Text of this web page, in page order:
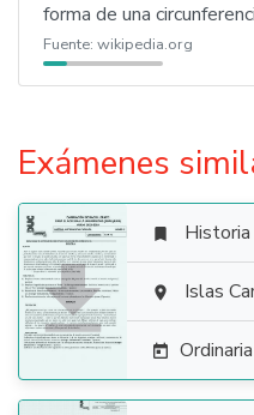
forma de una
Fuente: wikipedia.org
Exámenes


 Islas
